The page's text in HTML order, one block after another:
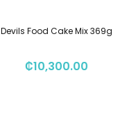
Devils Food Cake Mix 369g
₡10,300.00